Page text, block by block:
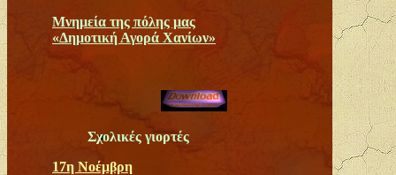
Μνημεία της πόλης μας
«Δημοτική Αγορά Χανίων»
Σχολικές γιορτές
17η Νοέμβρη